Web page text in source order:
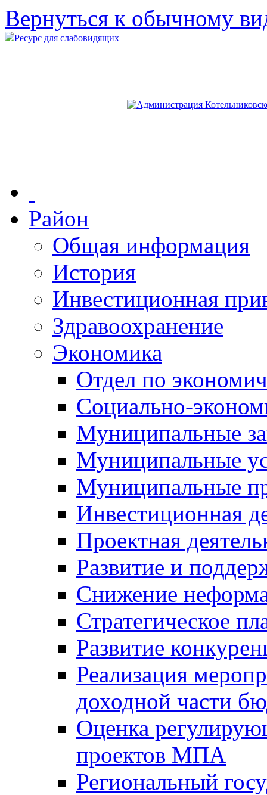
Вернуться к обычному
Ресурс для слабовидящих
Район
Общая информация
История
Инвестиционная
Здравоохранение
Экономика
Отдел по
Социально-
Муниципальные
Муниципальные
Муниципальные
Инвестиционная
Проектная
Развитие и
Снижение
Стратегическое
Развитие
Реализация
доходной части
Оценка
проектов МПА
Региональный